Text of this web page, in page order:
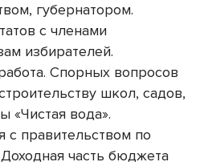
губернатором.
с членами
избирателей.
Спорных вопросов
школ, садов,
«Чистая вода».
с правительством по
часть бюджета